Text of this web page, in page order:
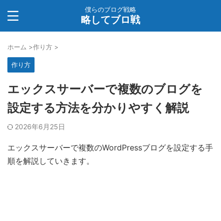
僕らのブログ戦略
略してブロ戦
ホーム >作り方 >
作り方
エックスサーバーで複数のブログを
設定する方法を分かりやすく解説
2026年6月25日
エックスサーバーで複数のWordPressブログを設定する手
順を解説していきます。